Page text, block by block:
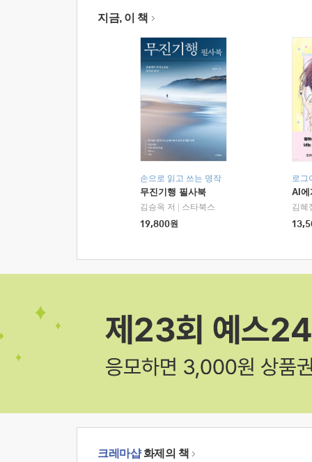
지금, 이 책
손으로 읽고 쓰는 명작
무진기행 필사북
김승옥 저
스타북스
19,800원
로그
AI에
김혜
크레마샵화제의 책